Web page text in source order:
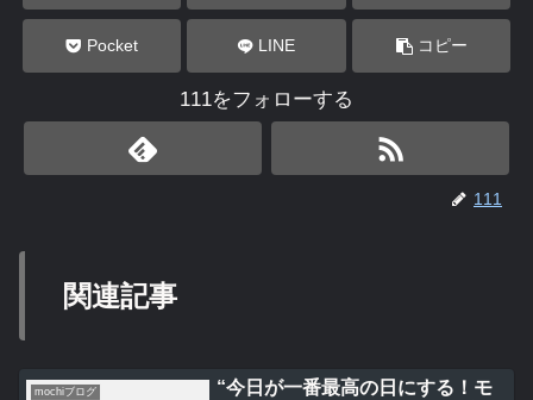
Pocket LINE コピー
111をフォローする
111
関連記事
mochiブログ
“今日が一番最高の日にする！モ